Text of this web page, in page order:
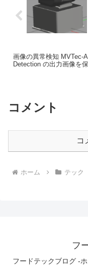
画像の異常検知 MVTec-
Detection の出力画像を
コメント
コ
ホーム テック
フ
フードテックブログ -